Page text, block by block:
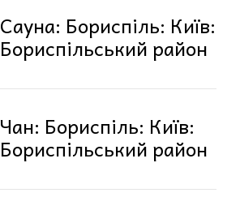
Сауна: Бориспіль: Київ:
Бориспільський район
Чан: Бориспіль: Київ:
Бориспільський район